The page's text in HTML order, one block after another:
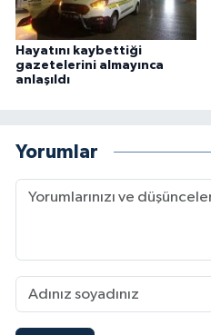
Hayatını kaybettiği
gazetelerini almayınca
anlaşıldı
Yorumlar